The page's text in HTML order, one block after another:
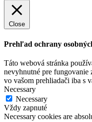
Close
Prehľad ochrany
Táto webová stránka
nevyhnutné pre
vo vašom prehliadači iba s
Necessary
Necessary
Vždy zapnuté
Necessary cookies are